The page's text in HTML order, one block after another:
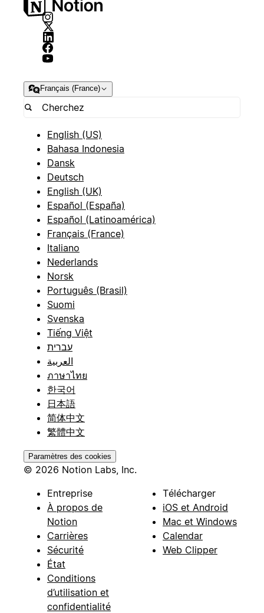
Français (France)
English (US)
Bahasa Indonesia
Dansk
Deutsch
English (UK)
Español (España)
Español (Latinoamérica)
Français (France)
Italiano
Nederlands
Norsk
Português (Brasil)
Suomi
Svenska
Tiếng Việt
עברית
العربية
ภาษาไทย
한국어
日本語
简体中文
繁體中文
Paramètres des cookies
© 2026 Notion Labs, Inc.
Entreprise
À propos de
Notion
Carrières
Sécurité
État
Conditions
d’utilisation et
confidentialité
Télécharger
iOS et Android
Mac et Windows
Calendar
Web Clipper